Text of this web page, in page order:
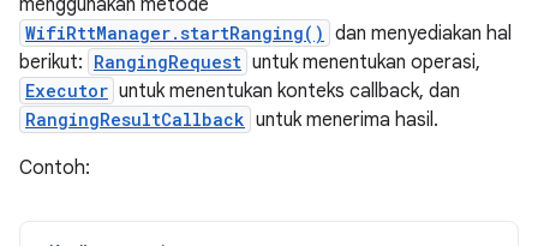
menggunakan metode
WifiRttManager.startRanging() dan menyediakan hal
berikut: RangingRequest untuk menentukan operasi,
Executor untuk menentukan konteks callback, dan
RangingResultCallback untuk menerima hasil.
Contoh: